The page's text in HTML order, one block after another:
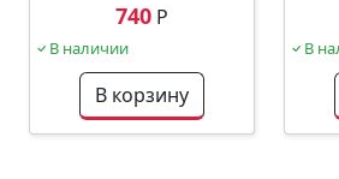
740 Р
В наличии
В корзину
В